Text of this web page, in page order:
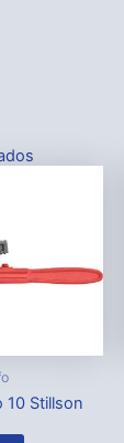
10 Stillson